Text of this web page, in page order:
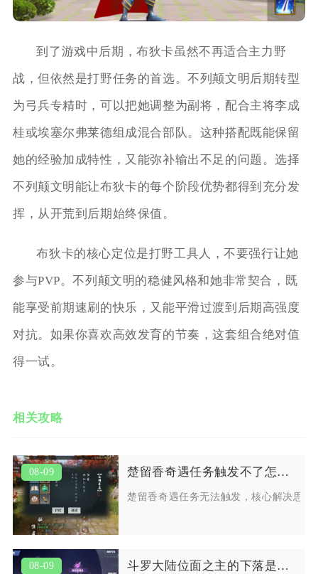
到了游戏中后期，布狄卡虽然不再适合主力野
战，但依然是打野任务的首选。不列颠文明后期转型
为弓兵专精时，可以把她调整为副将，配合主将李成
桂或埃塞尔弗莱德组成混合部队。这种搭配既能保留
她的经验加成特性，又能弥补输出不足的问题。选择
不列颠文明能让布狄卡的每个阶段优势都得到充分发
挥，从开荒到后期始终保值。
布狄卡的核心定位是打野工具人，不要强行让她
参与PVP。不列颠文明的稳健风格和她非常契合，既
能享受前期速刷的快乐，又能平滑过渡到后期高强度
对抗。如果你喜欢高效发育的节奏，这套组合绝对值
得一试。
相关攻略
08-09 楚留香奇遇任务触发不了怎么办有什么解决方法
楚留香奇遇任务无法触发，核心解决思
08-09 斗罗大陆位面之主的下落是一种谜吗